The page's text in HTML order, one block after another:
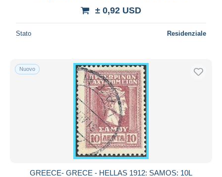
± 0,92 USD
Stato Residenziale
Nuovo
GREECE- GRECE - HELLAS 1912: SAMOS: 10L